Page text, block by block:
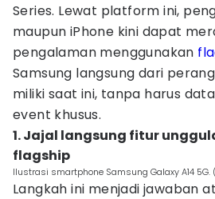
Series. Lewat platform ini,
maupun iPhone kini dapat
pengalaman menggunakan
Samsung langsung dari
miliki saat ini, tanpa harus
event khusus.
1. Jajal langsung fitur
flagship
Ilustrasi smartphone Samsung Galaxy A14
Langkah ini menjadi jawaban